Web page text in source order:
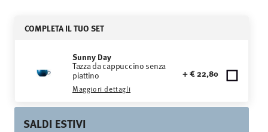
COMPLETA IL TUO SET
Sunny Day
Tazza da cappuccino senza
piattino
Maggiori dettagli
+ € 22,80
SALDI ESTIVI